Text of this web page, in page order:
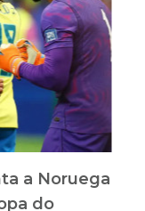
a Noruega
do